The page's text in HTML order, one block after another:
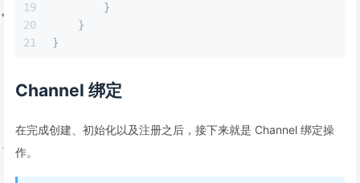
19
20
21
        }
    }
}
Channel 绑定
在完成创建、初始化以及注册之后，接下来就是 Channel 绑定操
作。